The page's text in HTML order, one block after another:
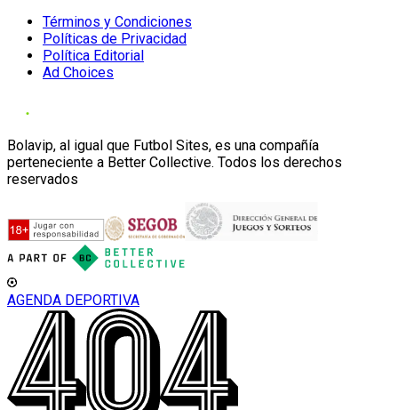
Términos y Condiciones
Políticas de Privacidad
Política Editorial
Ad Choices
Bolavip, al igual que Futbol Sites, es una compañía
perteneciente a Better Collective. Todos los derechos
reservados
AGENDA DEPORTIVA